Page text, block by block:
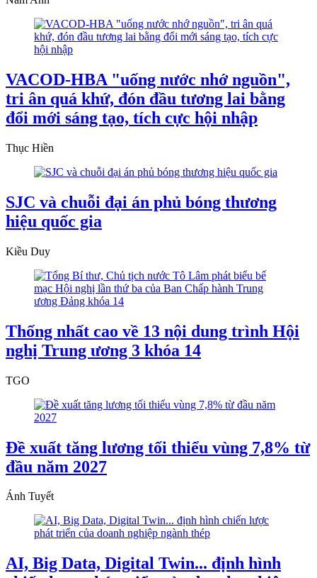
VACOD-HBA "uống nước nhớ nguồn",
tri ân quá khứ, đón đầu tương lai bằng
đổi mới sáng tạo, tích cực hội nhập
Thục Hiền
SJC và chuỗi đại án phủ bóng thương
hiệu quốc gia
Kiều Duy
Thống nhất cao về 13 nội dung trình Hội
nghị Trung ương 3 khóa 14
TGO
Đề xuất tăng lương tối thiểu vùng 7,8% từ
đầu năm 2027
Ánh Tuyết
AI, Big Data, Digital Twin... định hình